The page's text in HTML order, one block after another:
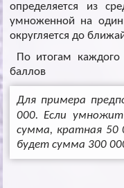
определяется из
умноженной на
округляется до
По итогам каждого
баллов
Для примера
000. Если
сумма, кратная
будет сумма 300